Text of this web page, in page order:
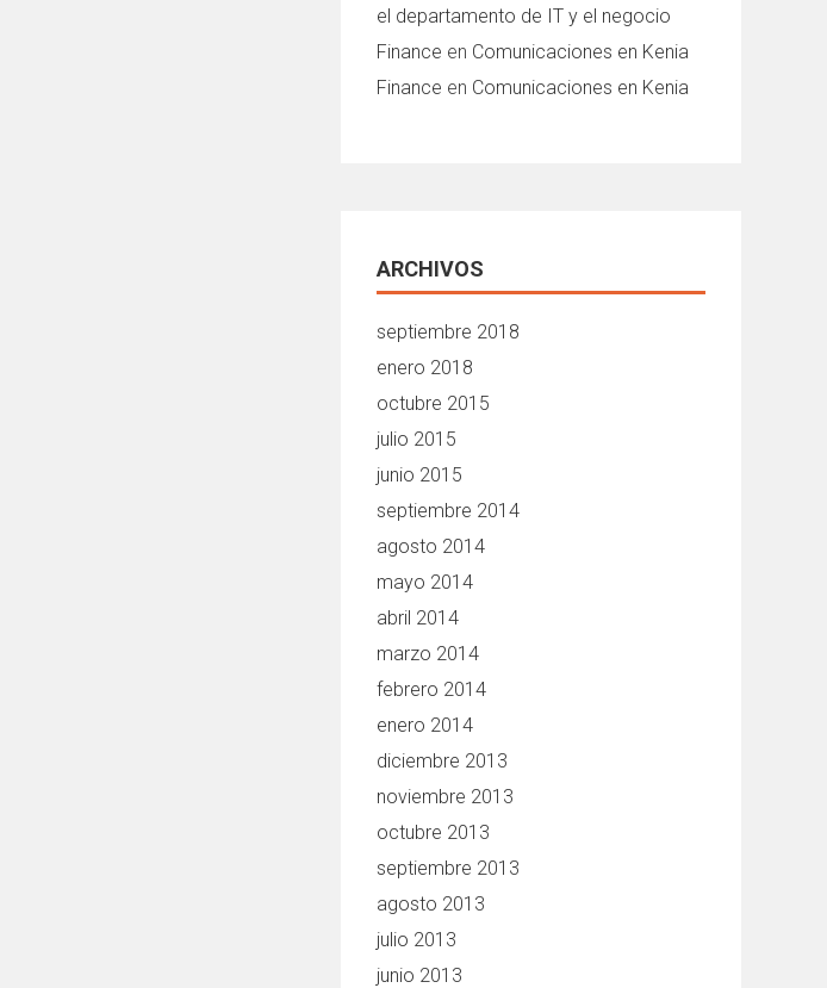
el departamento de IT y el negocio
Finance en Comunicaciones en Kenia
Finance en Comunicaciones en Kenia
ARCHIVOS
septiembre 2018
enero 2018
octubre 2015
julio 2015
junio 2015
septiembre 2014
agosto 2014
mayo 2014
abril 2014
marzo 2014
febrero 2014
enero 2014
diciembre 2013
noviembre 2013
octubre 2013
septiembre 2013
agosto 2013
julio 2013
junio 2013